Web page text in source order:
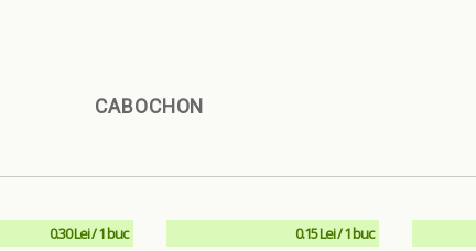
CABOCHON
0.30 Lei / 1 buc 0.15 Lei / 1 buc